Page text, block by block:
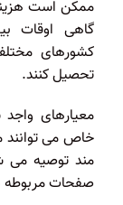
ممکن است
گاهی اوقات
کشورهای
تحصیل کنند.
معیارهای
خاص می توانند
صفحات مربوطه